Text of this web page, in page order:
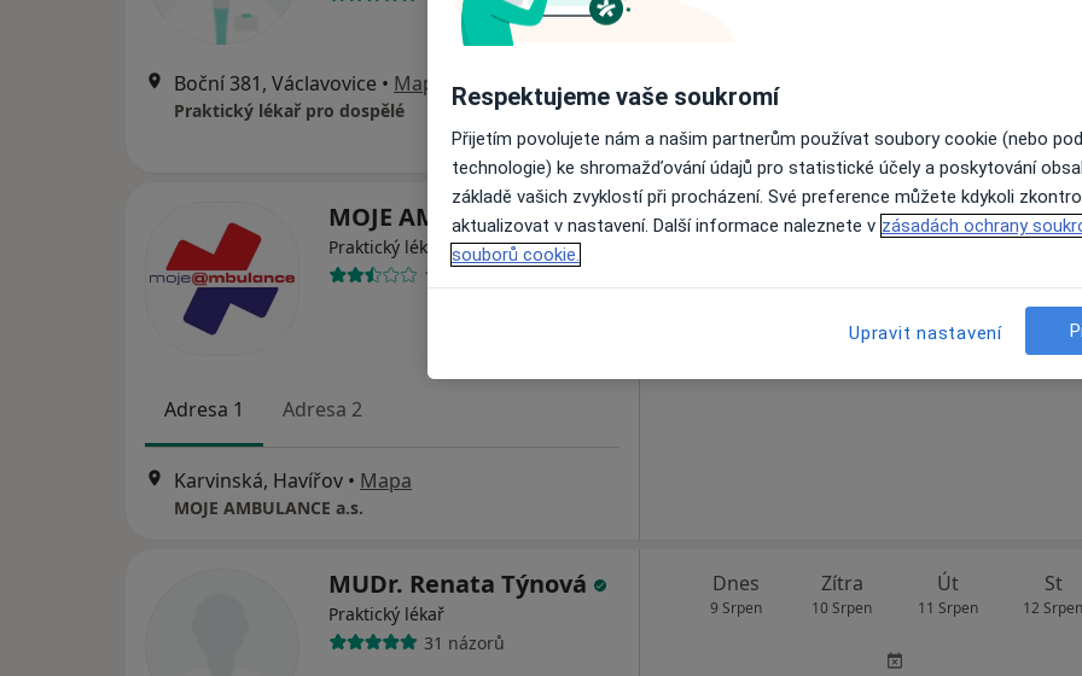
Boční 381, Václavovice • Mapa
Praktický lékař pro dospělé
MOJE AMBULANCE a.s.
Praktický lékař
11 názorů
Adresa 1 Adresa 2
Karvinská, Havířov • Mapa
MOJE AMBULANCE a.s.
Dnes Zítra Út
11 Srpen
St
12
Online rezervace termínu není k
MUDr. Renata Týnová
Praktický lékař
31 názorů
Dnes
9 Srpen
Zítra
10 Srpen
Út
11 Srpen
St
12 Srpen
Respektujeme vaše soukromí
Přijetím povolujete nám a našim partnerům používat soubory cookie (nebo
technologie) ke shromažďování údajů pro statistické účely a poskytování
základě vašich zvyklostí při procházení. Své preference můžete kdykoli
aktualizovat v nastavení. Další informace naleznete v zásadách ochrany
souborů cookie.
Upravit nastavení